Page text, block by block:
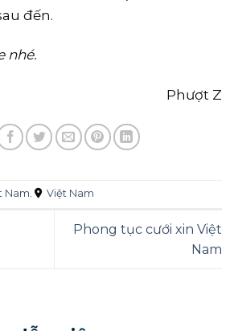
đến.
nhé.
Phượt Z
Nam. Việt Nam
Phong tục cưới xin Việt
Nam